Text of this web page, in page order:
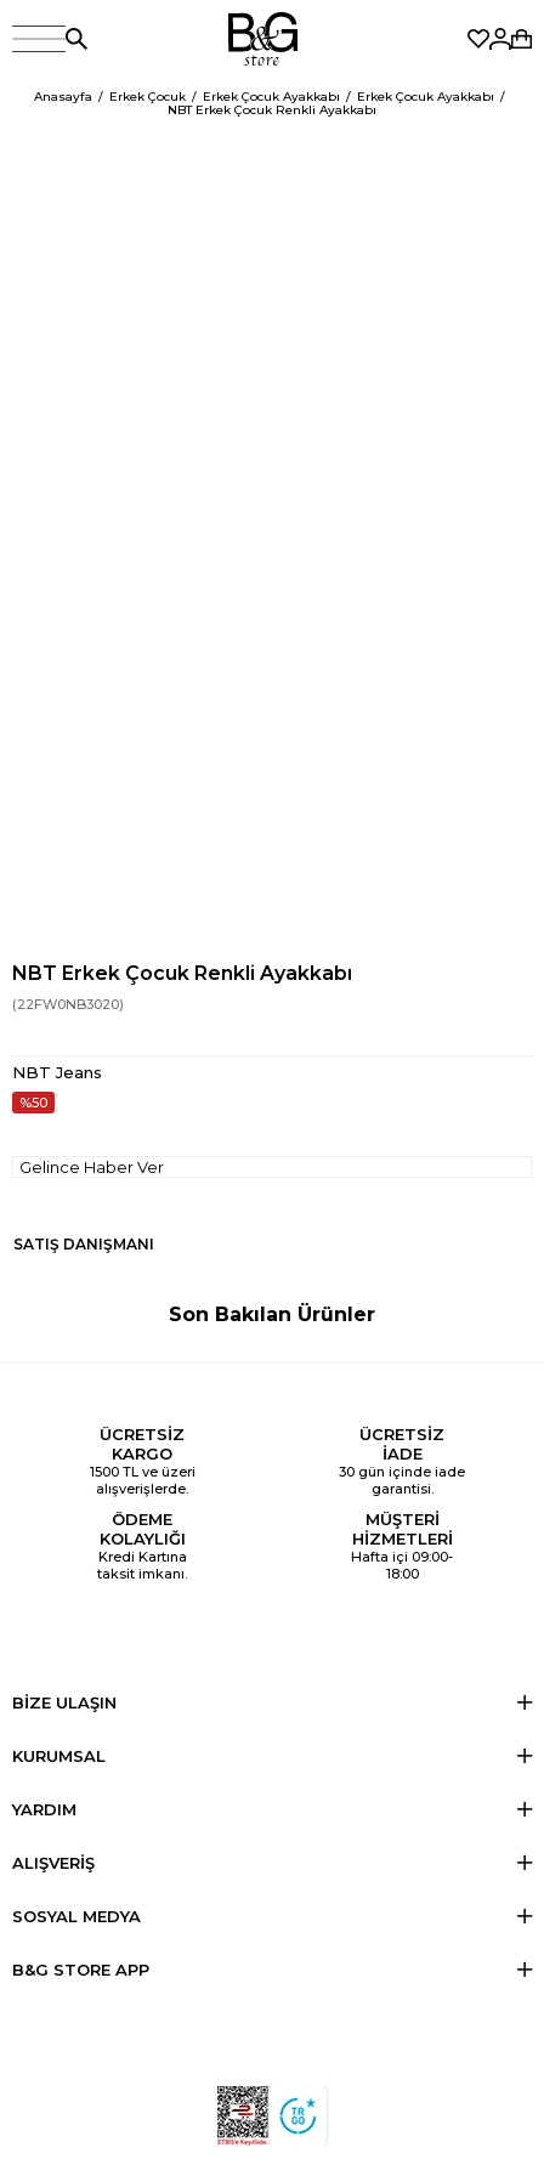
Anasayfa Erkek Çocuk Erkek Çocuk Ayakkabı
Erkek Çocuk Ayakkabı
NBT Erkek Çocuk Renkli Ayakkabı
NBT Erkek Çocuk Renkli Ayakkabı
(22FW0NB3020)
NBT Jeans
50
Gelince Haber Ver
SATIŞ DANIŞMANI
Son Bakılan Ürünler
ÜCRETSİZ
KARGO
1500 TL ve üzeri
alışverişlerde.
ÜCRETSİZ
İADE
30 gün içinde iade
garantisi.
ÖDEME
KOLAYLIĞI
Kredi Kartına
taksit imkanı.
MÜŞTERİ
HİZMETLERİ
Hafta içi 09:00-
18:00
BİZE ULAŞIN
KURUMSAL
YARDIM
ALIŞVERİŞ
SOSYAL MEDYA
B&G STORE APP